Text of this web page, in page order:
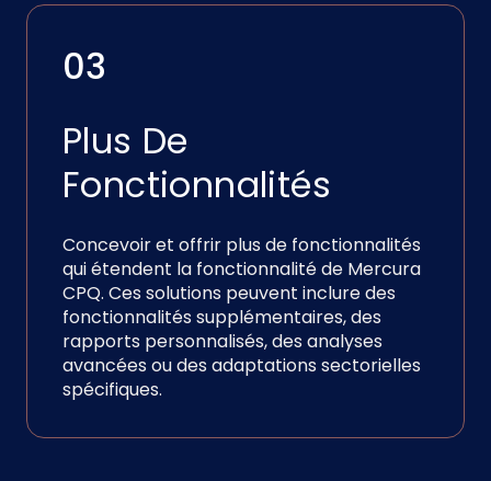
03
Plus De
Fonctionnalités
Concevoir et offrir plus de fonctionnalités
qui étendent la fonctionnalité de Mercura
CPQ. Ces solutions peuvent inclure des
fonctionnalités supplémentaires, des
rapports personnalisés, des analyses
avancées ou des adaptations sectorielles
spécifiques.